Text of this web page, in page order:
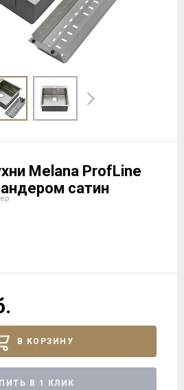
Melana ProfLine
сатин
В КОРЗИНУ
В 1 КЛИК